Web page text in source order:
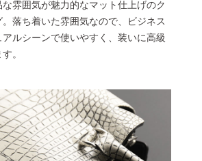
雰囲気が魅力的なマット仕上げのク
落ち着いた雰囲気なので、ビジネス
ルシーンで使いやすく、装いに高級
。